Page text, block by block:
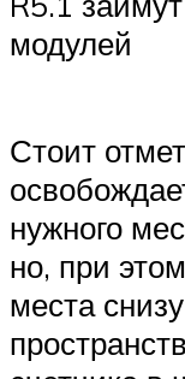
модулей
Стоит
нужного
но, при
места